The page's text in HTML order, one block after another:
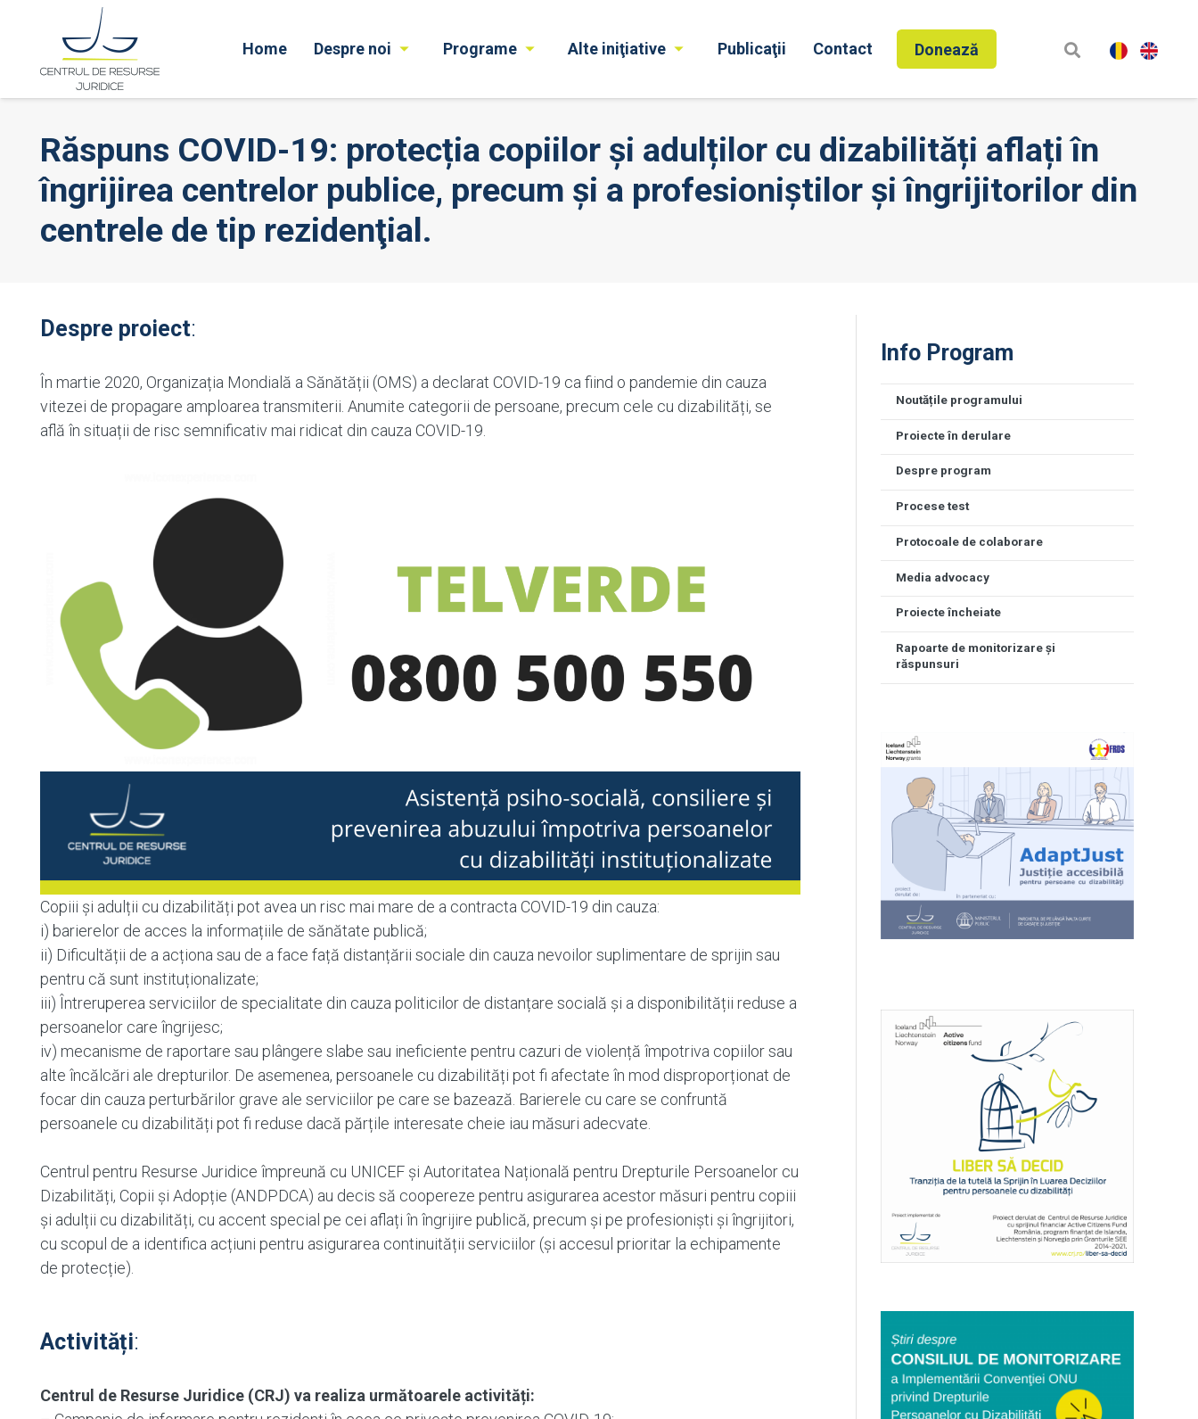
Home Despre noi Programe Alte iniţiative Publicaţii Contact Donează
Răspuns COVID-19: protecția copiilor și adulților cu dizabilități aflați în
îngrijirea centrelor publice, precum și a profesioniștilor și îngrijitorilor din
centrele de tip rezidenţial.
Despre proiect:
În martie 2020, Organizația Mondială a Sănătății (OMS) a declarat COVID-19 ca fiind o pandemie din cauza
vitezei de propagare amploarea transmiterii. Anumite categorii de persoane, precum cele cu dizabilități, se
află în situații de risc semnificativ mai ridicat din cauza COVID-19.
Copiii și adulții cu dizabilități pot avea un risc mai mare de a contracta COVID-19 din cauza:
i) barierelor de acces la informațiile de sănătate publică;
ii) Dificultății de a acționa sau de a face față distanțării sociale din cauza nevoilor suplimentare de sprijin sau
pentru că sunt instituționalizate;
iii) Întreruperea serviciilor de specialitate din cauza politicilor de distanțare socială și a disponibilității reduse a
persoanelor care îngrijesc;
iv) mecanisme de raportare sau plângere slabe sau ineficiente pentru cazuri de violență împotriva copiilor sau
alte încălcări ale drepturilor. De asemenea, persoanele cu dizabilități pot fi afectate în mod disproporționat de
focar din cauza perturbărilor grave ale serviciilor pe care se bazează. Barierele cu care se confruntă
persoanele cu dizabilități pot fi reduse dacă părțile interesate cheie iau măsuri adecvate.
Centrul pentru Resurse Juridice împreună cu UNICEF şi Autoritatea Națională pentru Drepturile Persoanelor cu
Dizabilități, Copii și Adopție (ANDPDCA) au decis să coopereze pentru asigurarea acestor măsuri pentru copiii
și adulții cu dizabilități, cu accent special pe cei aflați în îngrijire publică, precum și pe profesioniști și îngrijitori,
cu scopul de a identifica acțiuni pentru asigurarea continuității serviciilor (și accesul prioritar la echipamente
de protecție).
Activități:
Centrul de Resurse Juridice (CRJ) va realiza următoarele activități:
Info Program
Noutățile programului
Proiecte în derulare
Despre program
Procese test
Protocoale de colaborare
Media advocacy
Proiecte încheiate
Rapoarte de monitorizare și
răspunsuri